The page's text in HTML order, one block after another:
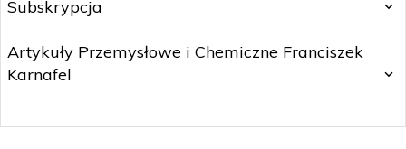
Subskrypcja
Artykuły Przemysłowe i Chemiczne Franciszek
Karnafel